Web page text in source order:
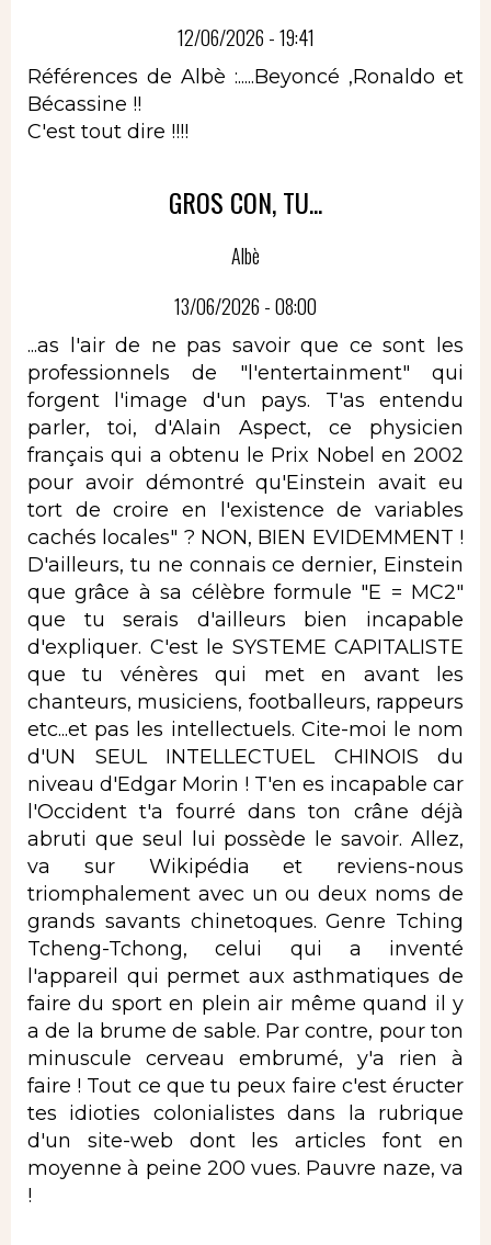
12/06/2026 - 19:41
Références de Albè :.....Beyoncé ,Ronaldo et
Bécassine !!
C'est tout dire !!!!
GROS CON, TU...
Albè
13/06/2026 - 08:00
...as l'air de ne pas savoir que ce sont les
professionnels de "l'entertainment" qui
forgent l'image d'un pays. T'as entendu
parler, toi, d'Alain Aspect, ce physicien
français qui a obtenu le Prix Nobel en 2002
pour avoir démontré qu'Einstein avait eu
tort de croire en l'existence de variables
cachés locales" ? NON, BIEN EVIDEMMENT !
D'ailleurs, tu ne connais ce dernier, Einstein
que grâce à sa célèbre formule "E = MC2"
que tu serais d'ailleurs bien incapable
d'expliquer. C'est le SYSTEME CAPITALISTE
que tu vénères qui met en avant les
chanteurs, musiciens, footballeurs, rappeurs
etc...et pas les intellectuels. Cite-moi le nom
d'UN SEUL INTELLECTUEL CHINOIS du
niveau d'Edgar Morin ! T'en es incapable car
l'Occident t'a fourré dans ton crâne déjà
abruti que seul lui possède le savoir. Allez,
va sur Wikipédia et reviens-nous
triomphalement avec un ou deux noms de
grands savants chinetoques. Genre Tching
Tcheng-Tchong, celui qui a inventé
l'appareil qui permet aux asthmatiques de
faire du sport en plein air même quand il y
a de la brume de sable. Par contre, pour ton
minuscule cerveau embrumé, y'a rien à
faire ! Tout ce que tu peux faire c'est éructer
tes idioties colonialistes dans la rubrique
d'un site-web dont les articles font en
moyenne à peine 200 vues. Pauvre naze, va
!